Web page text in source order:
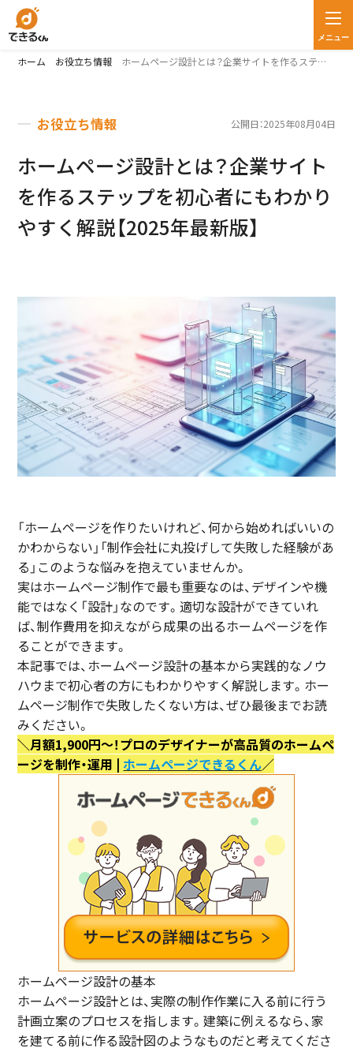
メニュー
ホーム お役立ち情報 ホームページ設計とは？企業サイトを作るステップを初心者にもわかりやすく解説【2025年最新版】
お役立ち情報
ホームページ設計とは？企業サイト
を作るステップを初心者にもわかり
やすく解説【2025年最新版】
公開日：2025年08月04日
「ホームページを作りたいけれど、何から始めればいいの
かわからない」「制作会社に丸投げして失敗した経験があ
る」このような悩みを抱えていませんか。
実はホームページ制作で最も重要なのは、デザインや機
能ではなく「設計」なのです。適切な設計ができていれ
ば、制作費用を抑えながら成果の出るホームページを作
ることができます。
本記事では、ホームページ設計の基本から実践的なノウ
ハウまで初心者の方にもわかりやすく解説します。ホー
ムページ制作で失敗したくない方は、ぜひ最後までお読
みください。
＼月額1,900円〜！プロのデザイナーが高品質のホームペ
ージを制作・運用 |ホームページできるくん／
ホームページ設計の基本
ホームページ設計とは、実際の制作作業に入る前に行う
計画立案のプロセスを指します。建築に例えるなら、家
を建てる前に作る設計図のようなものだと考えてくださ